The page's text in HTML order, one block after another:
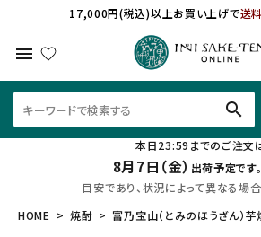
17,000円(税込)以上お買い上げで送
menu
search
本日23:59までのご注文
8月7日（金） 出荷予定です。
目安であり、状況によって異なる場合
HOME
焼酎 富乃宝山（とみのほうざん）